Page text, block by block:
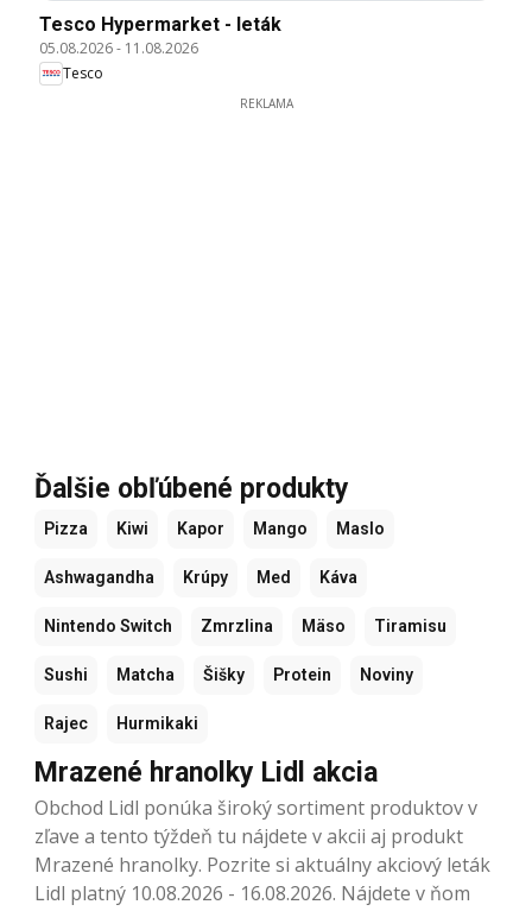
Tesco Hypermarket - leták
05.08.2026- 11.08.2026
Tesco
REKLAMA
Ďalšie obľúbené produkty
Pizza Kiwi Kapor Mango Maslo
Ashwagandha Krúpy Med Káva
Nintendo Switch Zmrzlina Mäso Tiramisu
Sushi Matcha Šišky Protein Noviny
Rajec Hurmikaki
Mrazené hranolky Lidl akcia
Obchod Lidl ponúka široký sortiment produktov v
zľave a tento týždeň tu nájdete v akcii aj produkt
Mrazené hranolky. Pozrite si aktuálny akciový leták
Lidl platný 10.08.2026 - 16.08.2026. Nájdete v ňom